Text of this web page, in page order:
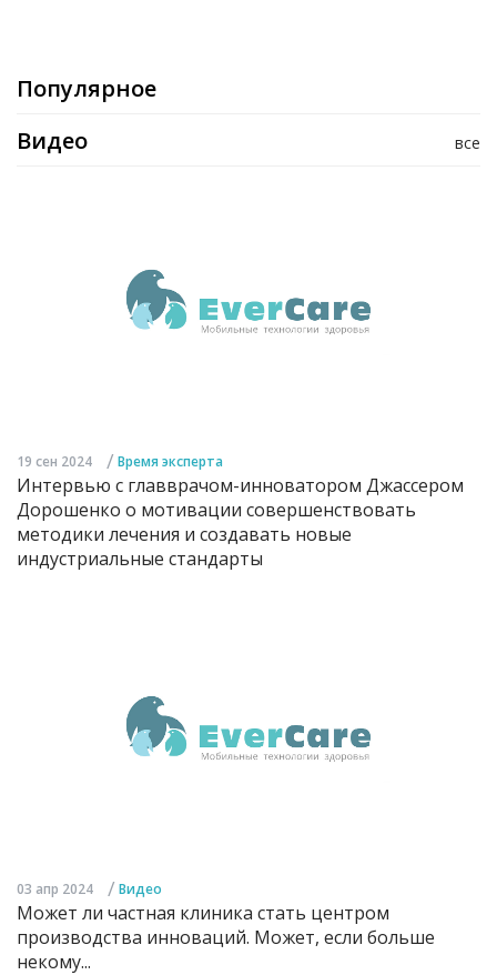
Популярное
все
Видео
19 сен 2024 / Время эксперта
Интервью с главврачом-инноватором Джассером
Дорошенко о мотивации совершенствовать
методики лечения и создавать новые
индустриальные стандарты
03 апр 2024 / Видео
Может ли частная клиника стать центром
производства инноваций. Может, если больше
некому...